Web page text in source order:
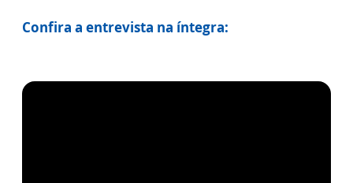
Confira a entrevista na íntegra: